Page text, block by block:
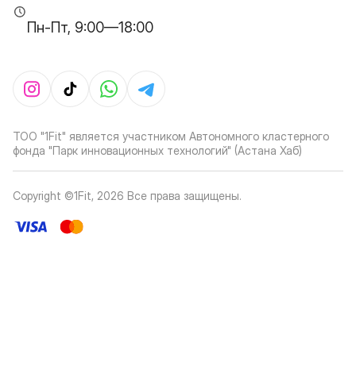
Пн-Пт, 9:00—18:00
ТОО "1Fit" является участником Автономного кластерного
фонда "Парк инновационных технологий" (Астана Хаб)
Copyright ©1Fit, 2026 Все права защищены.